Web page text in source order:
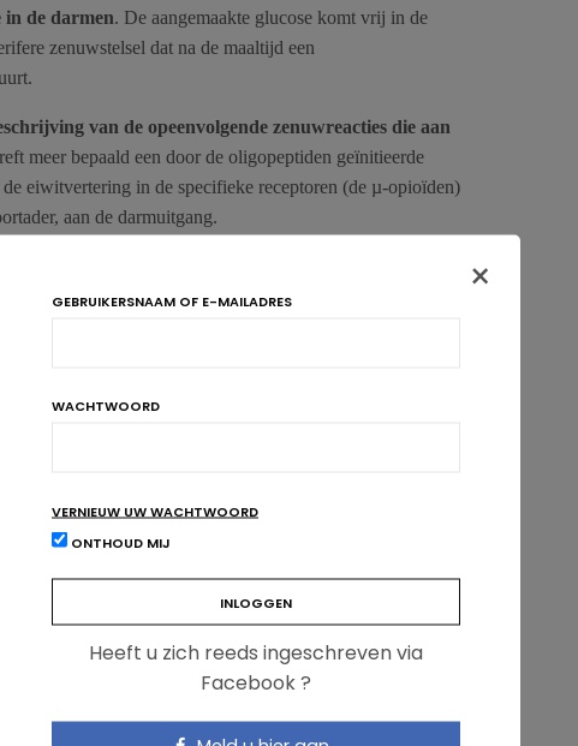
in de darmen. De aangemaakte glucose komt vrij in de
zenuwstelsel dat na de maaltijd een
van de opeenvolgende zenuwreacties die aan
meer bepaald een door de oligopeptiden geïnitieerde
eiwitvertering in de specifieke receptoren (de µ-opioïden)
aan de darmuitgang.
die via de nervus vagus (dus in de buik) en de
sturen naar de gespecialiseerde hersengebieden. De
die tot de neoglucogenese in de darmen leidt. De
hersengebieden zoals de hypothalamus, die de
perspectieven voor de behandeling van
van deze metabolische weg worden bepaald om op
te regelen.
×
GEBRUIKERSNAAM OF E-MAILADRES
WACHTWOORD
VERNIEUW UW WACHTWOORD
ONTHOUD MIJ
Heeft u zich reeds ingeschreven via
Facebook ?